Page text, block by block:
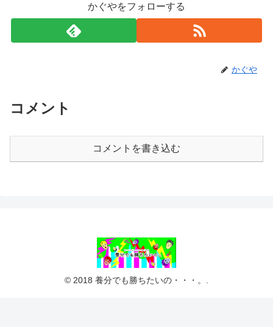
かぐやをフォローする
かぐや
コメント
コメントを書き込む
© 2018 養分でも勝ちたいの・・・。.